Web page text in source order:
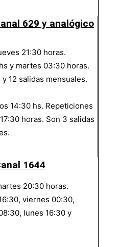
629 y analógico
21:30 horas.
y martes 03:30 horas.
12 salidas mensuales.
14:30 hs. Repeticiones
horas. Son 3 salidas
1644
20:30 horas.
viernes 00:30,
lunes 16:30 y